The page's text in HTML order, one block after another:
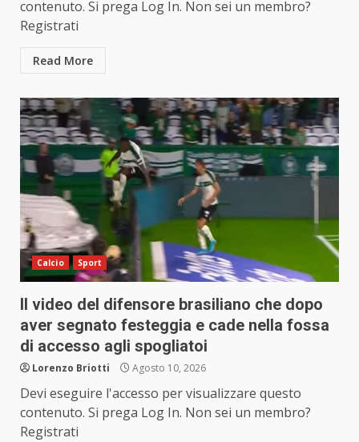
contenuto. Si prega Log In. Non sei un membro?
Registrati
Read More
Calcio Sport
Il video del difensore brasiliano che dopo
aver segnato festeggia e cade nella fossa
di accesso agli spogliatoi
Lorenzo Briotti Agosto 10, 2026
Devi eseguire l'accesso per visualizzare questo
contenuto. Si prega Log In. Non sei un membro?
Registrati